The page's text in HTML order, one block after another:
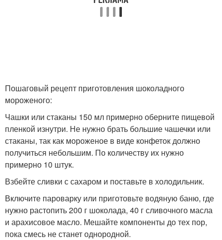
Пошаговый рецепт приготовления шоколадного
мороженого:
Чашки или стаканы 150 мл примерно оберните пищевой
пленкой изнутри. Не нужно брать большие чашечки или
стаканы, так как мороженое в виде конфеток должно
получиться небольшим. По количеству их нужно
примерно 10 штук.
Взбейте сливки с сахаром и поставьте в холодильник.
Включите пароварку или приготовьте водяную баню, где
нужно растопить 200 г шоколада, 40 г сливочного масла
и арахисовое масло. Мешайте компоненты до тех пор,
пока смесь не станет однородной.